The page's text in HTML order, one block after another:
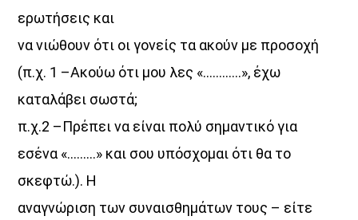
ερωτήσεις και
να νιώθουν ότι οι γονείς τα ακούν με προσοχή
(π.χ. 1 –Ακούω ότι μου λες «…………», έχω
καταλάβει σωστά;
π.χ.2 –Πρέπει να είναι πολύ σημαντικό για
εσένα «………» και σου υπόσχομαι ότι θα το
σκεφτώ.). Η
αναγνώριση των συναισθημάτων τους – είτε